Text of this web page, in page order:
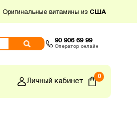
Оригинальные витамины из США
90 906 69 99
Оператор онлайн
Личный кабинет
0